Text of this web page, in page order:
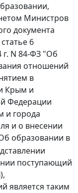
Министров
документа
6
г. N 84-ФЗ "Об
отношений
в
Крым и
Федерации
и города
и о внесении
образовании в
поступающий
является таким